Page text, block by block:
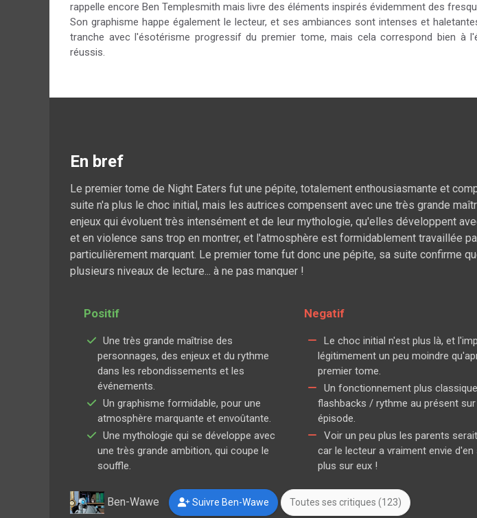
rappelle encore Ben Templesmith mais livre des éléments inspirés évidemment des
Son graphisme happe également le lecteur, et ses ambiances sont intenses et
tranche avec l'ésotérisme progressif du premier tome, mais cela correspond bien à
réussis.
En bref
Le premier tome de Night Eaters fut une pépite, totalement enthousiasmante et
suite n'a plus le choc initial, mais les autrices compensent avec une très grande
enjeux qui évoluent très intensément et de leur mythologie, qu'elles développent
et en violence sans trop en montrer, et l'atmosphère est formidablement travaillée
particulièrement marquant. Le premier tome fut donc une pépite, sa suite confirme
plusieurs niveaux de lecture... à ne pas manquer !
Positif
Une très grande maîtrise des
personnages, des enjeux et du rythme
dans les rebondissements et les
événements.
Un graphisme formidable, pour une
atmosphère marquante et envoûtante.
Une mythologie qui se développe avec
une très grande ambition, qui coupe le
souffle.
Negatif
Le choc initial n'est plus là, et
légitimement un peu moindre
premier tome.
Un fonctionnement plus
flashbacks / rythme au présent sur
épisode.
Voir un peu plus les parents
car le lecteur a vraiment envie d'en
plus sur eux !
Ben-Wawe Suivre Ben-Wawe Toutes ses critiques (123)